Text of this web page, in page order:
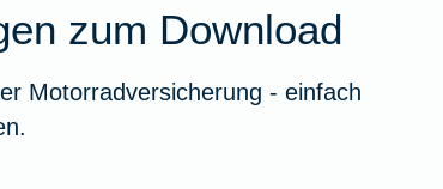
zum Download
Motorradversicherung - einfach